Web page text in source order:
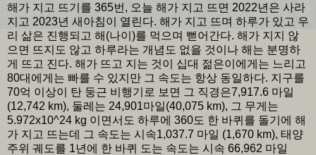
해가 지고 뜨기를 365번, 오늘 해가 지고 뜨면 2022년은 사라
지고 2023년 새아침이 열린다. 해가 지고 뜨며 하루가 있고 우
리 삶은 진행되고 해(나이)를 먹으며 뻗어간다. 해가 지지 않
으면 뜨지도 않고 하루라는 개념도 없을 것이나 해는 분명하
게 뜨고 진다. 해가 뜨고 지는 것이 십대 젊은이에게는 느리고
80대에게는 빠를 수 있지만 그 속도는 항상 동일하다. 지구를
70억 이상이 탄 둥근 비행기로 보면 그 직경은7,917.6 마일
(12,742 km), 둘레는 24,901마일(40,075 km), 그 무게는
5.972x10^24 kg 이면서도 하루에 360도 한 바퀴를 돌기에 해
가 지고 뜨는데 그 속도는 시속1,037.7 마일 (1,670 km), 태양
주위 궤도를 1년에 한 바퀴 도는 속도는 시속 66,962 마일